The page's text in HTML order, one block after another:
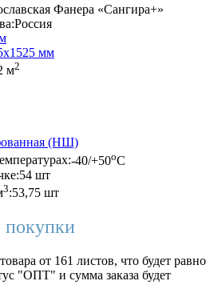
Фанера «Сангира+»
Россия
мм
м2
(НШ)
-40/+50oC
54 шт
3:53,75 шт
покупки
от 161 листов, что будет равно
"ОПТ" и сумма заказа будет